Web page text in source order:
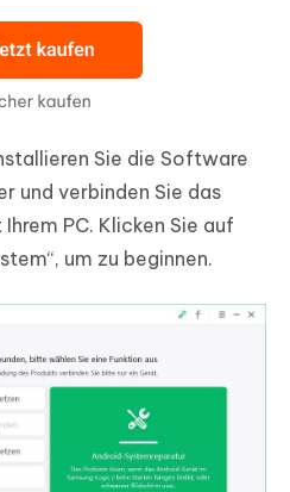
Sie die Software
und verbinden Sie das
PC. Klicken Sie auf
um zu beginnen.